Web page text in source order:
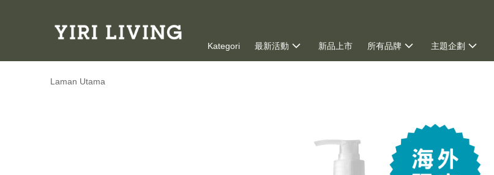
Kategori 最新活動 新品上市 所有品牌 主題企劃
Laman Utama